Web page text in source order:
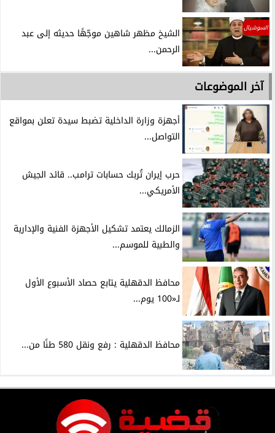
السوشيال
الشيخ مظهر شاهين موجّهًا حديثه إلى عبد
الرحمن...
آخر الموضوعات
أجهزة وزارة الداخلية تضبط سيدة تعلن بمواقع
التواصل...
حرب إيران تُربك حسابات ترامب.. قائد الجيش
الأمريكي...
الزمالك يعتمد تشكيل الأجهزة الفنية والإدارية
والطبية للموسم...
محافظ الدقهلية يتابع حصاد الأسبوع الأول
لـ«100 يوم...
محافظ الدقهلية : رفع ونقل 580 طنًا من...